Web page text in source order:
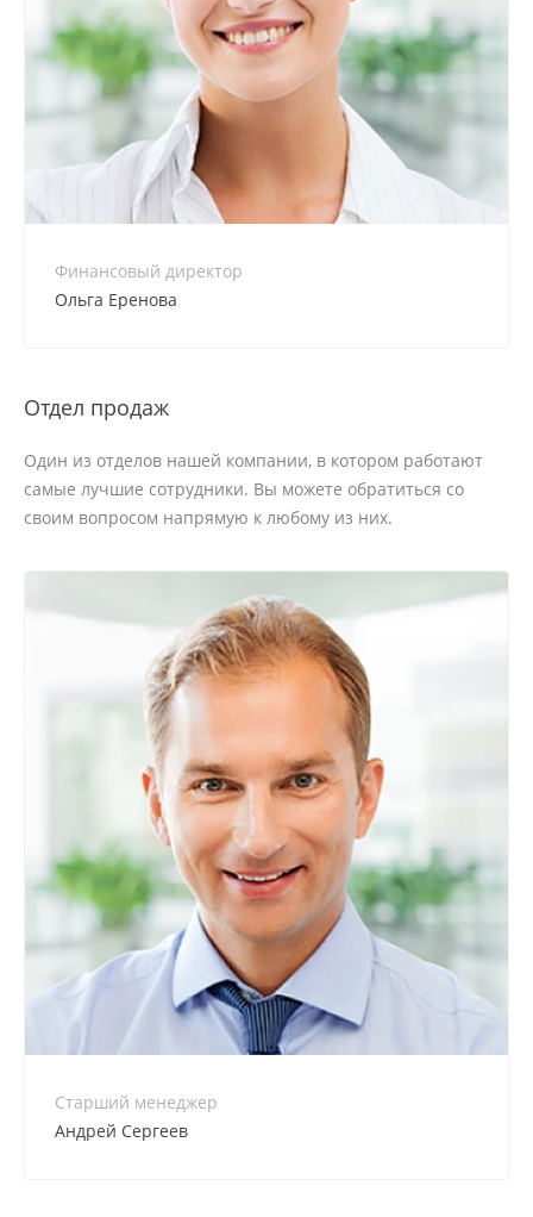
Финансовый директор
Ольга Еренова
+7 800 900-80-90
no-reply@intecweb.ru
Отдел продаж
Один из отделов нашей компании, в котором работают
самые лучшие сотрудники. Вы можете обратиться со
своим вопросом напрямую к любому из них.
Старший менеджер
Андрей Сергеев
+7 800 900-80-90
no-reply@intecweb.ru